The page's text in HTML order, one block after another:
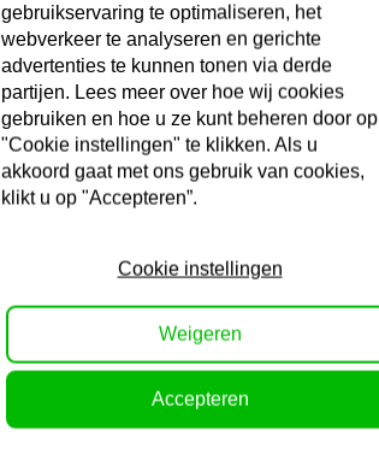
gebruikservaring te optimaliseren, het
webverkeer te analyseren en gerichte
advertenties te kunnen tonen via derde
partijen. Lees meer over hoe wij cookies
gebruiken en hoe u ze kunt beheren door op
"Cookie instellingen" te klikken. Als u
akkoord gaat met ons gebruik van cookies,
klikt u op "Accepteren”.
Cookie instellingen
Weigeren
Accepteren